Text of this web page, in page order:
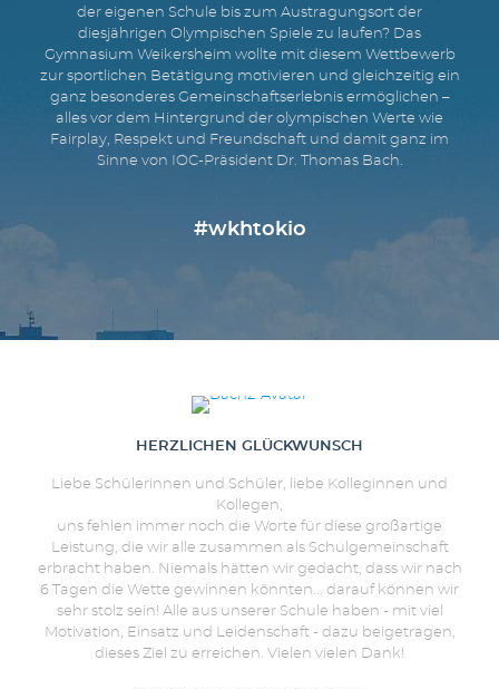
der eigenen Schule bis zum Austragungsort der
diesjährigen Olympischen Spiele zu laufen? Das
Gymnasium Weikersheim wollte mit diesem Wettbewerb
zur sportlichen Betätigung motivieren und gleichzeitig ein
ganz besonderes Gemeinschaftserlebnis ermöglichen –
alles vor dem Hintergrund der olympischen Werte wie
Fairplay, Respekt und Freundschaft und damit ganz im
Sinne von IOC-Präsident Dr. Thomas Bach.
#wkhtokio
GLÜCKWÜNSCHE
HERZLICHEN GLÜCKWUNSCH
Liebe Schülerinnen und Schüler, liebe Kolleginnen und
Kollegen,
uns fehlen immer noch die Worte für diese großartige
Leistung, die wir alle zusammen als Schulgemeinschaft
erbracht haben. Niemals hätten wir gedacht, dass wir nach
6 Tagen die Wette gewinnen könnten... darauf können wir
sehr stolz sein! Alle aus unserer Schule haben - mit viel
Motivation, Einsatz und Leidenschaft - dazu beigetragen,
dieses Ziel zu erreichen. Vielen vielen Dank!